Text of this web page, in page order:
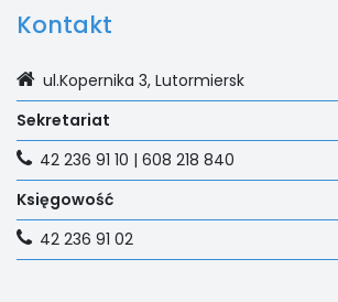
Kontakt
ul.Kopernika 3, Lutormiersk
Sekretariat
42 236 91 10 | 608 218 840
Księgowość
42 236 91 02